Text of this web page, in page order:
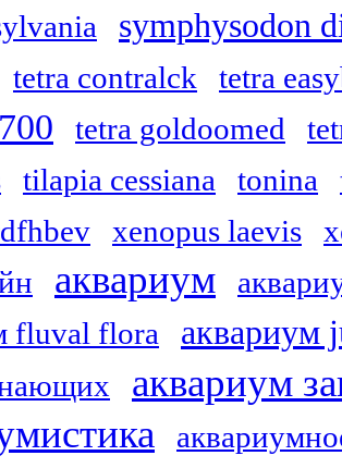
symphysodon
tetra contralck tetra
tetra goldoomed
tilapia cessiana tonina
xenopus laevis
аквариум
fluval flora
аквариум
аквариум